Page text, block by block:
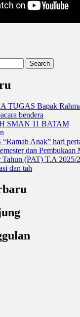
TUGAS Bapak
bendera
SMAN 11 BATAM
Anak” hari
dan
(PAT) T.A 2025/
dan tah